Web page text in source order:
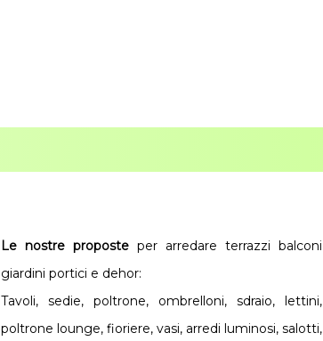
Le nostre proposte per arredare terrazzi balconi
giardini portici e dehor:
Tavoli, sedie, poltrone, ombrelloni, sdraio, lettini,
poltrone lounge, fioriere, vasi, arredi luminosi, salotti,